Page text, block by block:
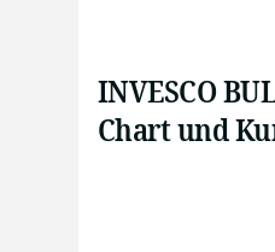
INVESCO
Chart und